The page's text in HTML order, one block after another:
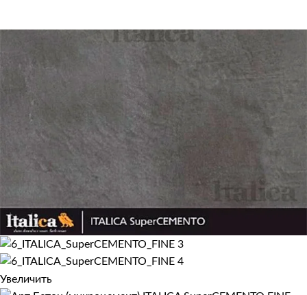
Увеличить